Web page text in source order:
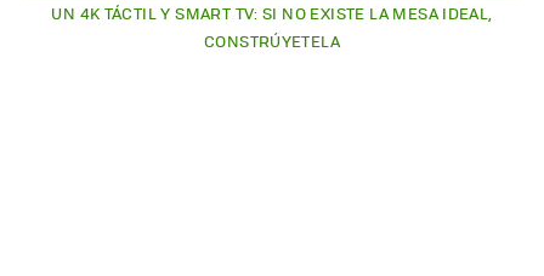
UN 4K TÁCTIL Y SMART TV: SI NO EXISTE LA MESA IDEAL,
CONSTRÚYETELA